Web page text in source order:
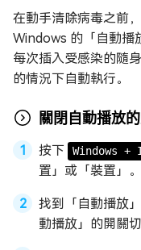
在動手清除病毒之前
Windows 的「自動播
每次插入受感染的隨
的情況下自動執行。
關閉自動播放
按下 Windows +
置」或「裝置」。
找到「自動播放
動播放」的開關